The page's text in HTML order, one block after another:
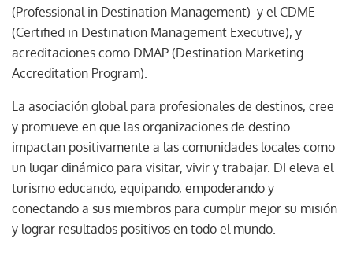
(Professional in Destination Management) y el CDME
(Certified in Destination Management Executive), y
acreditaciones como DMAP (Destination Marketing
Accreditation Program).
La asociación global para profesionales de destinos, cree
y promueve en que las organizaciones de destino
impactan positivamente a las comunidades locales como
un lugar dinámico para visitar, vivir y trabajar. DI eleva el
turismo educando, equipando, empoderando y
conectando a sus miembros para cumplir mejor su misión
y lograr resultados positivos en todo el mundo.